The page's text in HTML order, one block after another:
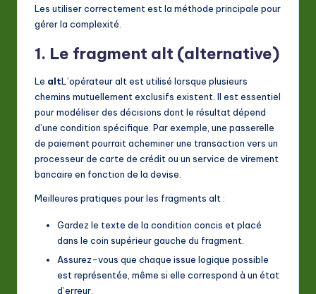
Les utiliser correctement est la méthode principale pour
gérer la complexité.
1. Le fragment alt (alternative)
Le altL’opérateur alt est utilisé lorsque plusieurs
chemins mutuellement exclusifs existent. Il est essentiel
pour modéliser des décisions dont le résultat dépend
d’une condition spécifique. Par exemple, une passerelle
de paiement pourrait acheminer une transaction vers un
processeur de carte de crédit ou un service de virement
bancaire en fonction de la devise.
Meilleures pratiques pour les fragments alt :
Gardez le texte de la condition concis et placé
dans le coin supérieur gauche du fragment.
Assurez-vous que chaque issue logique possible
est représentée, même si elle correspond à un état
d’erreur.